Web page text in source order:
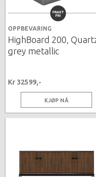
FRAKT
FRI
OPPBEVARING
HighBoard 200,
grey metallic
Kr 32599,-
KJØP NÅ